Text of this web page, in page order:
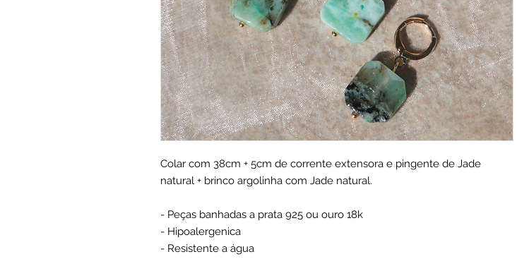
Colar com 38cm + 5cm de corrente extensora e pingente de Jade
natural + brinco argolinha com Jade natural.
- Peças banhadas a prata 925 ou ouro 18k
- Hipoalergenica
- Resistente a água